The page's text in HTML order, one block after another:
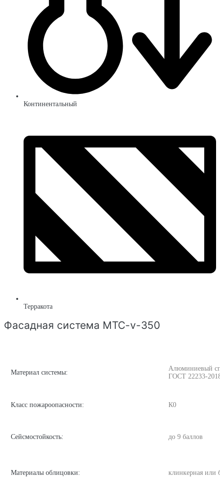
Континентальный
Терракота
Фасадная система MTC-v-350
Материал системы:
Алюминиевый
ГОСТ 22233-
Класс пожароопасности: К0
Сейсмостойкость: до 9 баллов
Материалы облицовки: клинкерная или